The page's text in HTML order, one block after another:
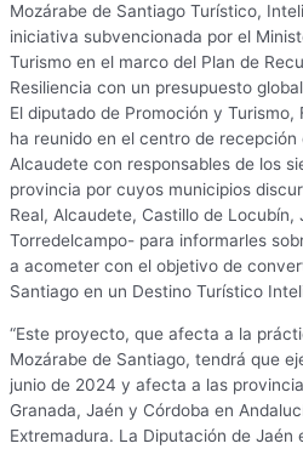
Mozárabe de Santiago Turístico,
iniciativa subvencionada por el
Turismo en el marco del Plan de
Resiliencia con un presupuesto
El diputado de Promoción y
ha reunido en el centro de
Alcaudete con responsables de los
provincia por cuyos municipios
Real, Alcaudete, Castillo de Locubín,
Torredelcampo- para informarles
a acometer con el objetivo de
Santiago en un Destino Turístico
“Este proyecto, que afecta a la
Mozárabe de Santiago, tendrá que
junio de 2024 y afecta a las
Granada, Jaén y Córdoba en
Extremadura. La Diputación de